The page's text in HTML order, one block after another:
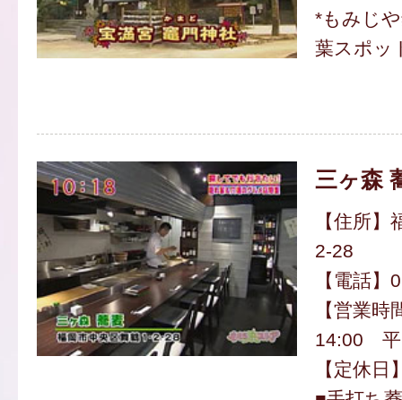
*もみじ
葉スポッ
三ヶ森
【住所
2-28
【電話
【営業
14:00 平
【定休日